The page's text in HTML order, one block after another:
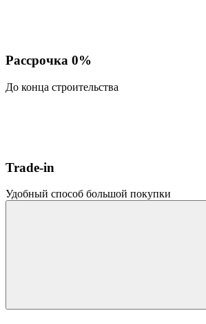
Рассрочка 0%
До конца строительства
Trade-in
Удобный способ большой покупки